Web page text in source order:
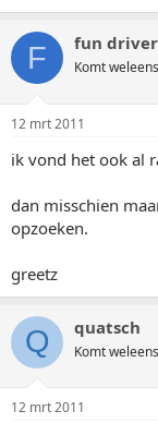
F fun driver
Komt
12 mrt 2011
ik vond het ook al
dan misschien
opzoeken.
greetz
Q quatsch
Komt
12 mrt 2011